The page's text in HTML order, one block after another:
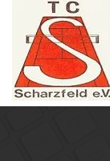
springen